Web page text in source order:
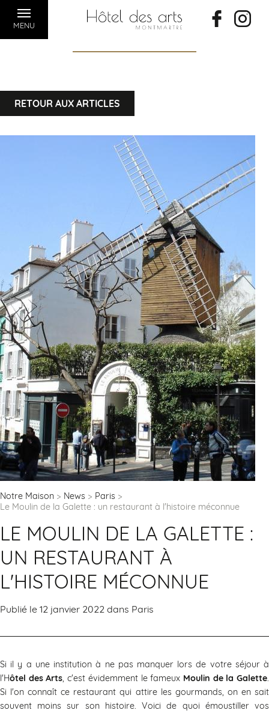
MENU
RETOUR AUX ARTICLES
Notre Maison News
Paris
Le Moulin de la Galette : un restaurant à l'histoire méconnue
LE MOULIN DE LA GALETTE :
UN RESTAURANT À
L'HISTOIRE MÉCONNUE
Publié le 12 janvier 2022 dans Paris
Si il y a une institution à ne pas manquer lors de votre séjour à
l'Hôtel des Arts, c'est évidemment le fameux Moulin de la Galette.
Si l'on connaît ce restaurant qui attire les gourmands, on en sait
souvent moins sur son histoire. Voici de quoi émoustiller vos